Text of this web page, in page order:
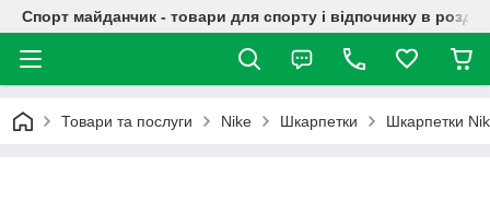
Спорт майданчик - товари для спорту і відпочинку в
Товари та послуги Nike Шкарпетки Шкарпетки